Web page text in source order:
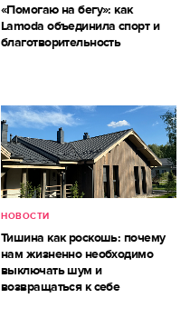
«Помогаю на бегу»: как
Lamoda объединила спорт и
благотворительность
НОВОСТИ
Тишина как роскошь: почему
нам жизненно необходимо
выключать шум и
возвращаться к себе